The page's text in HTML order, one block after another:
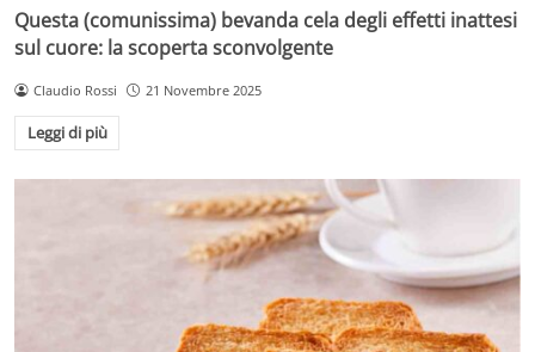
Questa (comunissima) bevanda cela degli effetti inattesi
sul cuore: la scoperta sconvolgente
Claudio Rossi 21 Novembre 2025
Leggi di più